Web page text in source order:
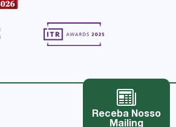
Receba Nosso
Mailing